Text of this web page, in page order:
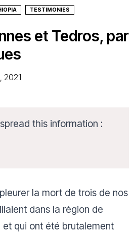
TESTIMONIES
et Tedros, par
2021
this information :
la mort de trois de nos
dans la région de
et qui ont été brutalement